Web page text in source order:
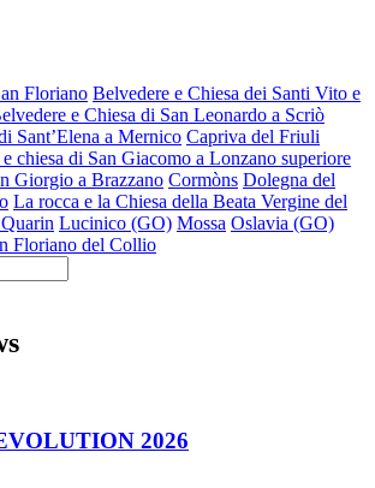
Floriano Belvedere e Chiesa dei Santi Vito e
e Chiesa di San Leonardo a Scriò
Sant’Elena a Mernico Capriva del Friuli
chiesa di San Giacomo a Lonzano superiore
Giorgio a Brazzano Cormòns Dolegna del
La rocca e la Chiesa della Beata Vergine del
Lucinico (GO) Mossa Oslavia (GO)
Floriano del Collio
2026